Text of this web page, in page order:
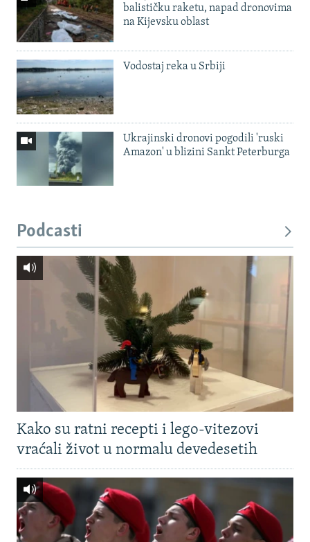
balističku raketu, napad dronovima
na Kijevsku oblast
Vodostaj reka u Srbiji
Ukrajinski dronovi pogodili 'ruski
Amazon' u blizini Sankt Peterburga
Podcasti
Kako su ratni recepti i lego-vitezovi
vraćali život u normalu devedesetih